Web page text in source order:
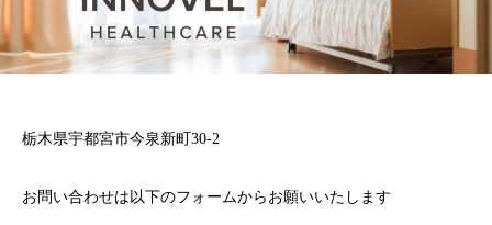
栃木県宇都宮市今泉新町30-2
お問い合わせは以下のフォームからお願いいたします